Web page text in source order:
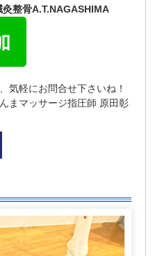
整骨A.T.NAGASHIMA
気軽にお問合せ下さいね！
まマッサージ指圧師 原田彰